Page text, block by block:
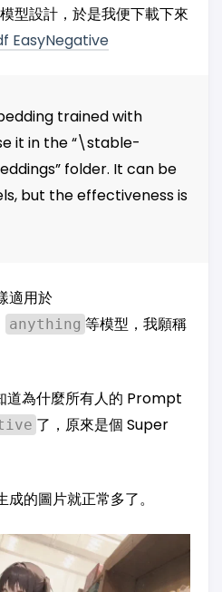
模型設計，於是我便下載下來
EasyNegative
trained with
it in the “\stable-
folder. It can be
but the effectiveness is
適用於
anything 等模型，我願稱
道為什麼所有人的 Prompt
了，原來是個 Super
的圖片就正常多了。